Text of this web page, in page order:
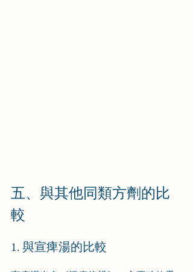
五、與其他同類方劑的比
較
1. 與宣痺湯的比較